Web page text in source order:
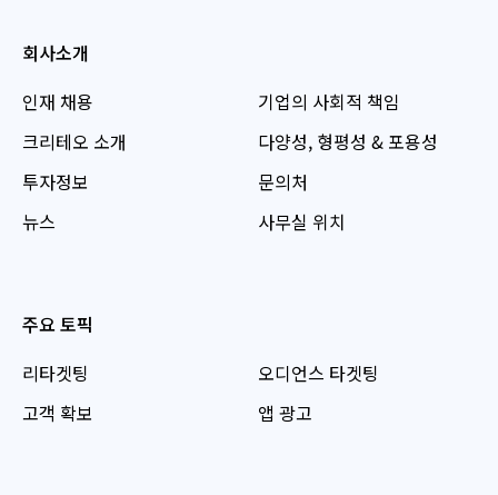
회사소개
인재 채용
크리테오 소개
투자정보
뉴스
기업의 사회적 책임
다양성, 형평성 & 포용성
문의처
사무실 위치
주요 토픽
리타겟팅
고객 확보
오디언스 타겟팅
앱 광고